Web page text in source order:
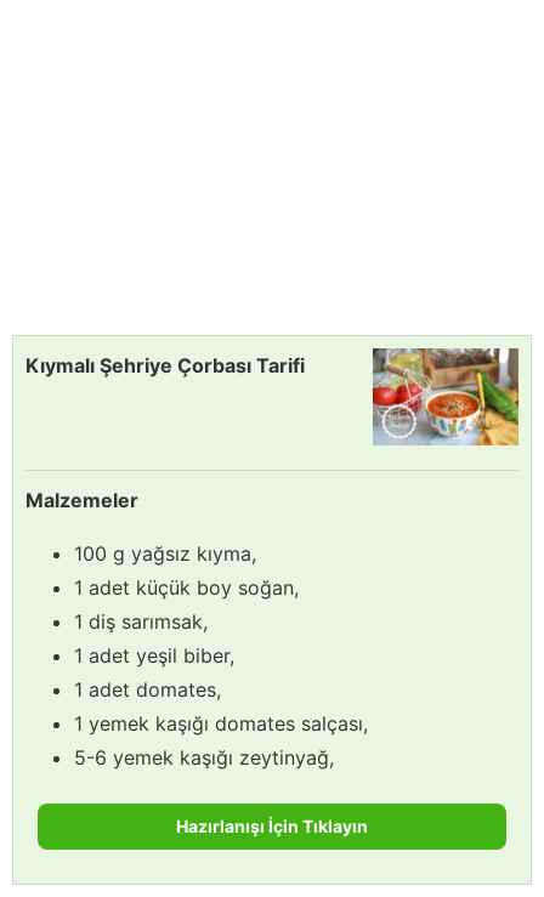
Kıymalı Şehriye Çorbası Tarifi
Malzemeler
100 g yağsız kıyma,
1 adet küçük boy soğan,
1 diş sarımsak,
1 adet yeşil biber,
1 adet domates,
1 yemek kaşığı domates salçası,
5-6 yemek kaşığı zeytinyağ,
Hazırlanışı İçin Tıklayın